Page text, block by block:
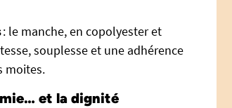
: le manche, en copolyester et
souplesse et une adhérence
moites.
et la dignité